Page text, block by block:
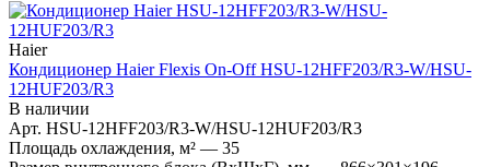
Haier
Кондиционер Haier Flexis On-Off HSU-12HFF203/R3-W/HSU-
12HUF203/R3
В наличии
Арт. HSU-12HFF203/R3-W/HSU-12HUF203/R3
Площадь охлаждения, м² — 35